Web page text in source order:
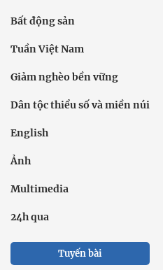
Bất động sản
Tuần Việt Nam
Giảm nghèo bền vững
Dân tộc thiểu số và miền núi
English
Ảnh
Multimedia
24h qua
Tuyến bài